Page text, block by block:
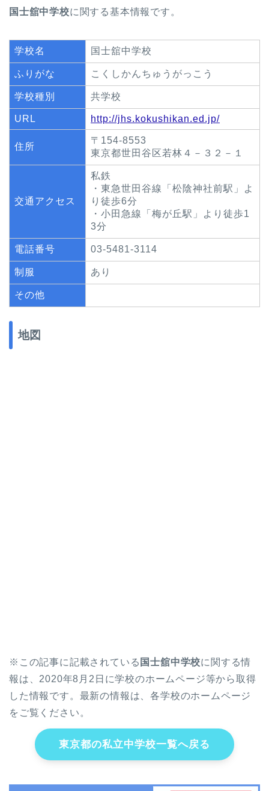
国士舘中学校に関する基本情報です。
学校名 国士舘中学校
ふりがな こくしかんちゅうがっこう
学校種別 共学校
URL http://jhs.kokushikan.ed.jp/
住所
〒154-8553
東京都世田谷区若林４－３２－１
交通アクセス
私鉄
・東急世田谷線「松陰神社前駅」よ
り徒歩6分
・小田急線「梅が丘駅」より徒歩1
3分
電話番号 03-5481-3114
制服 あり
その他
地図
※この記事に記載されている 国士舘中学校に関する情
報は、2020年8月2日に学校のホームページ等から取得
した情報です。最新の情報は、各学校のホームページ
をご覧ください。
東京都の私立中学校一覧へ戻る